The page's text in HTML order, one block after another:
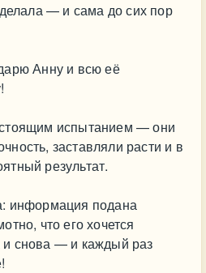
— и сама до сих пор
Анну и всю её
испытанием — они
заставляли расти и в
результат.
информация подана
что его хочется
и снова — и каждый раз